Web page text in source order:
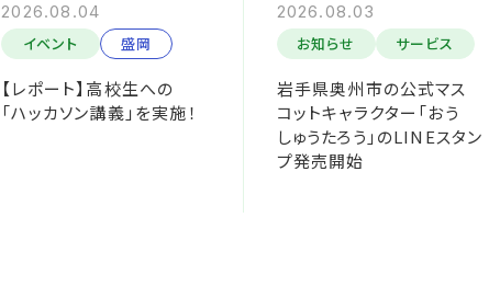
2026.08.04
イベント
盛岡
【レポート】高校生への
「ハッカソン講義」を実施！
2026.08.03
お知らせ
サービス
岩手県奥州市の公式マス
コットキャラクター「おう
しゅうたろう」のLINEスタン
プ発売開始